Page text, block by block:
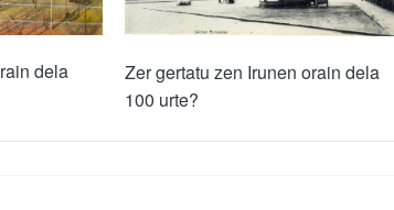
dela
Zer gertatu zen Irunen orain dela
100 urte?